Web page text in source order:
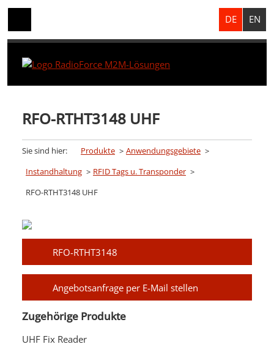
DE EN
RFO-RTHT3148 UHF
Sie sind hier: Produkte
Anwendungsgebiete
Instandhaltung
RFID Tags u. Transponder
RFO-RTHT3148 UHF
RFO-RTHT3148
Angebotsanfrage per E-Mail stellen
Zugehörige Produkte
UHF Fix Reader